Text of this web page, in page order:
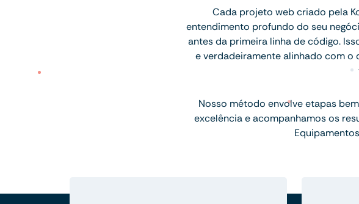
Cada projeto web criado pela
entendimento profundo do seu
antes da primeira linha de código.
e verdadeiramente alinhado com
Nosso método envolve etapas
excelência e acompanhamos os